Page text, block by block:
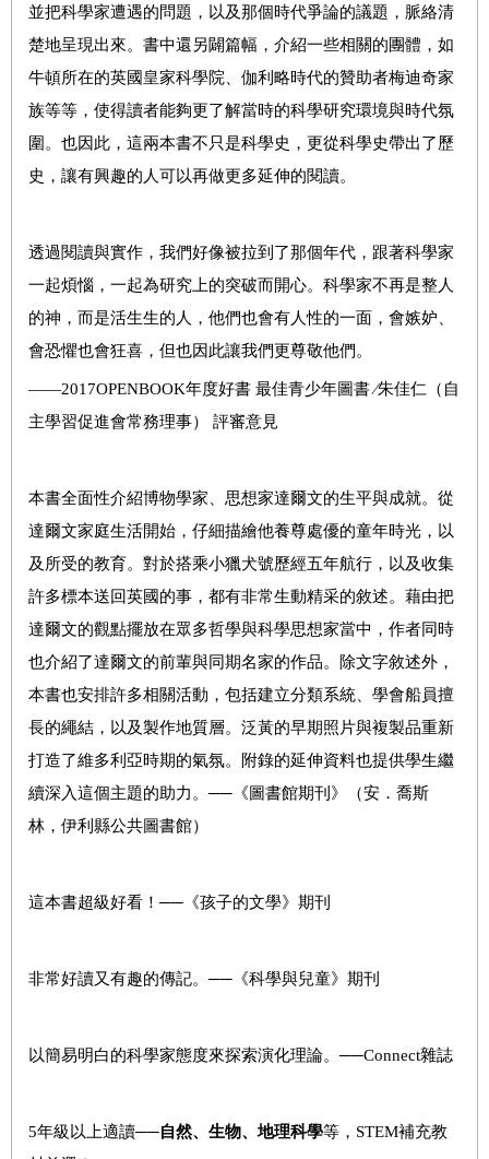
並把科學家遭遇的問題，以及那個時代爭論的議題，脈絡清
楚地呈現出來。書中還另闢篇幅，介紹一些相關的團體，如
牛頓所在的英國皇家科學院、伽利略時代的贊助者梅迪奇家
族等等，使得讀者能夠更了解當時的科學研究環境與時代氛
圍。也因此，這兩本書不只是科學史，更從科學史帶出了歷
史，讓有興趣的人可以再做更多延伸的閱讀。
透過閱讀與實作，我們好像被拉到了那個年代，跟著科學家
一起煩惱，一起為研究上的突破而開心。科學家不再是整人
的神，而是活生生的人，他們也會有人性的一面，會嫉妒、
會恐懼也會狂喜，但也因此讓我們更尊敬他們。
——2017OPENBOOK年度好書 最佳青少年圖書 ∕朱佳仁（自
主學習促進會常務理事）
評審意見
本書全面性介紹博物學家、思想家達爾文的生平與成就。從
達爾文家庭生活開始，仔細描繪他養尊處優的童年時光，以
及所受的教育。對於搭乘小獵犬號歷經五年航行，以及收集
許多標本送回英國的事，都有非常生動精采的敘述。藉由把
達爾文的觀點擺放在眾多哲學與科學思想家當中，作者同時
也介紹了達爾文的前輩與同期名家的作品。除文字敘述外，
本書也安排許多相關活動，包括建立分類系統、學會船員擅
長的繩結，以及製作地質層。泛黃的早期照片與複製品重新
打造了維多利亞時期的氣氛。附錄的延伸資料也提供學生繼
續深入這個主題的助力。 ── 《圖書館期刊》（安．喬斯
林，伊利縣公共圖書館）
這本書超級好看！ ── 《孩子的文學》期刊
非常好讀又有趣的傳記。 ── 《科學與兒童》期刊
以簡易明白的科學家態度來探索演化理論。 ──Connect雜誌
5年級以上適讀──自然、生物、地理科學等， STEM補充教